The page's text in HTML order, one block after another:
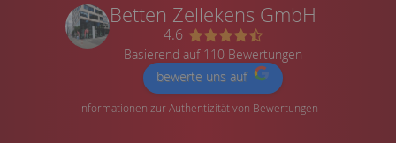
Betten Zellekens GmbH
4.6
Basierend auf 110 Bewertungen
bewerte uns auf
Informationen zur Authentizität von Bewertungen